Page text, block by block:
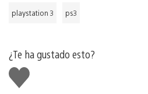
playstation 3 ps3
¿Te ha gustado esto?
Me
gusta